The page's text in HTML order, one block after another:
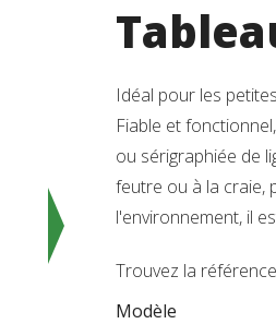
Idéal pour les
Fiable et
ou sérigraphiée de
feutre ou à la craie,
l'environnement, il
Trouvez la
Modèle